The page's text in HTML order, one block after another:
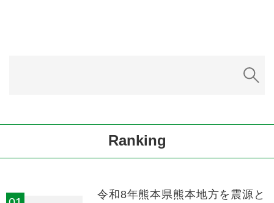
Ranking
令和8年熊本県熊本地方を震源と